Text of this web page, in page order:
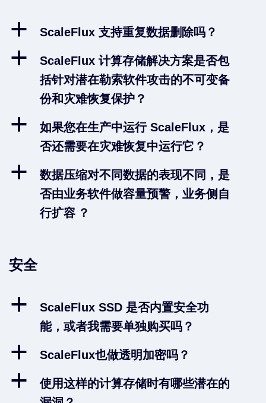
a ScaleFlux 支持重复数据删除吗？
a
ScaleFlux 计算存储解决方案是否包
括针对潜在勒索软件攻击的不可变备
份和灾难恢复保护？
a
如果您在生产中运行 ScaleFlux，是
否还需要在灾难恢复中运行它？
a
数据压缩对不同数据的表现不同，是
否由业务软件做容量预警，业务侧自
行扩容 ？
安全
a
ScaleFlux SSD 是否内置安全功
能，或者我需要单独购买吗？
a ScaleFlux也做透明加密吗？
a
使用这样的计算存储时有哪些潜在的